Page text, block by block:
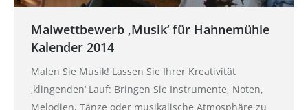
Malwettbewerb ‚Musik‘ für Hahnemühle
Kalender 2014
Malen Sie Musik! Lassen Sie Ihrer Kreativität
‚klingenden‘ Lauf: Bringen Sie Instrumente, Noten,
Melodien, Tänze oder musikalische Atmosphäre zu